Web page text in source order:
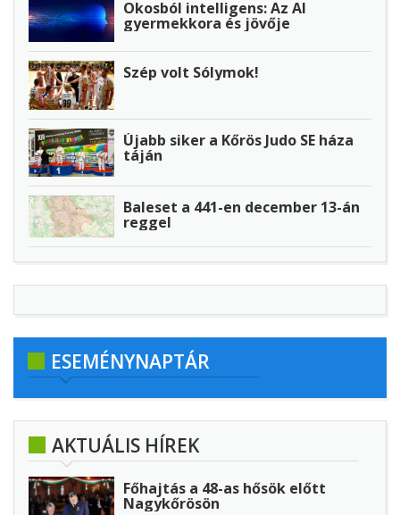
Okosból intelligens: Az AI
gyermekkora és jövője
Szép volt Sólymok!
Újabb siker a Kőrös Judo SE háza
táján
Baleset a 441-en december 13-án
reggel
ESEMÉNYNAPTÁR
AKTUÁLIS HÍREK
Főhajtás a 48-as hősök előtt
Nagykőrösön